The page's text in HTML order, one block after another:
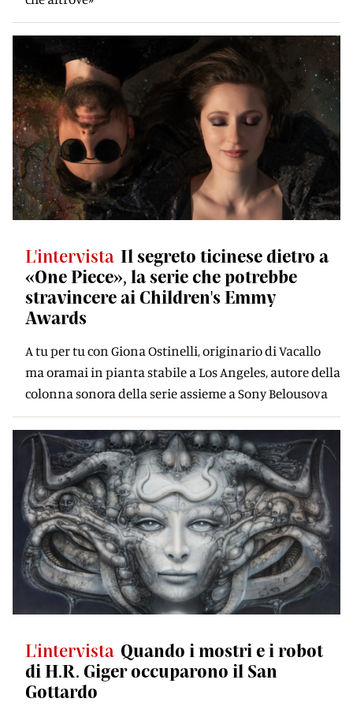
L'intervista Il segreto ticinese dietro a
«One Piece», la serie che potrebbe
stravincere ai Children's Emmy
Awards
A tu per tu con Giona Ostinelli, originario di Vacallo
ma oramai in pianta stabile a Los Angeles, autore della
colonna sonora della serie assieme a Sony Belousova
L'intervista Quando i mostri e i robot
di H.R. Giger occuparono il San
Gottardo